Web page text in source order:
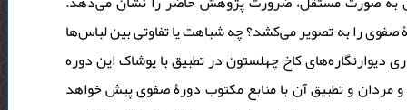
را به تصویر می‌کشد؟ چه شباهت یا تفاوتی بین لباس‌ها
دیوارنگاره‌های کاخ چهلستون در تطبیق با پوشاک این دوره
و تطبیق آن با منابع مکتوب دورۀ صفوی پیش خواهد